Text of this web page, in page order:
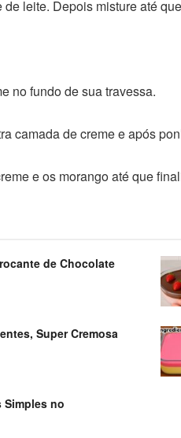
leite. Depois misture até
no fundo de sua travessa.
camada de creme e após
e os morango até que
de Chocolate
Super Cremosa
Simples no